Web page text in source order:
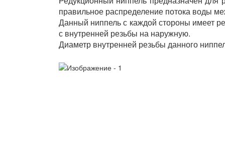
правильное распределение потока воды
Данный ниппель с каждой стороны имеет
с внутренней резьбы на наружную.
Диаметр внутренней резьбы данного